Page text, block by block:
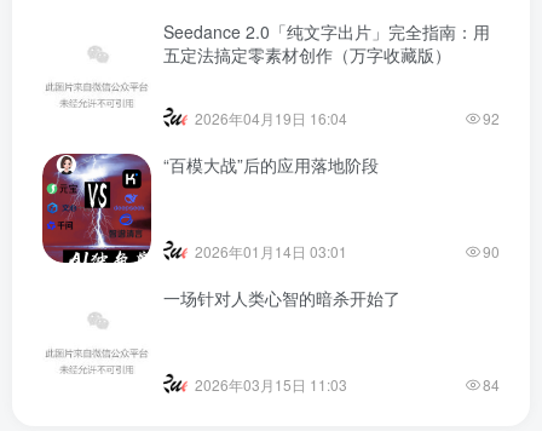
Seedance 2.0「纯文字出片」完全指南：用
五定法搞定零素材创作（万字收藏版）
2026年04月19日 16:04 92
“百模大战”后的应用落地阶段
2026年01月14日 03:01 90
一场针对人类心智的暗杀开始了
2026年03月15日 11:03 84